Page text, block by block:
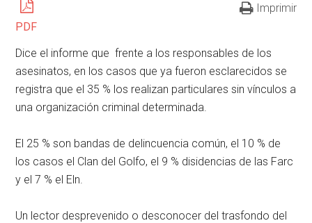
PDF
Imprimir
Dice el informe que frente a los responsables de los
asesinatos, en los casos que ya fueron esclarecidos se
registra que el 35 % los realizan particulares sin vínculos a
una organización criminal determinada.
El 25 % son bandas de delincuencia común, el 10 % de
los casos el Clan del Golfo, el 9 % disidencias de las Farc
y el 7 % el Eln.
Un lector desprevenido o desconocer del trasfondo del